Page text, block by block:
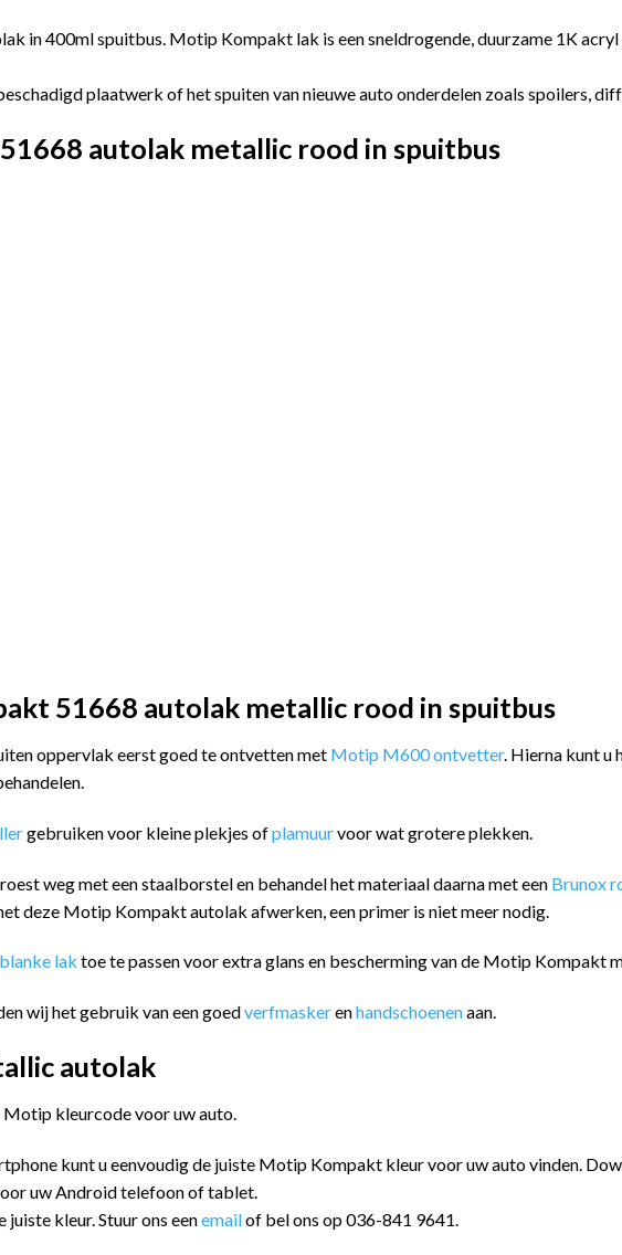
in 400ml spuitbus. Motip Kompakt lak is een sneldrogende, duurzame 1K
plaatwerk of het spuiten van nieuwe auto onderdelen zoals spoilers,
autolak metallic rood in spuitbus
51668 autolak metallic rood in spuitbus
oppervlak eerst goed te ontvetten met Motip M600 ontvetter. Hierna kunt u
gebruiken voor kleine plekjes ofplamuurvoor wat grotere plekken.
weg met een staalborstel en behandel het materiaal daarna met een Brunox
deze Motip Kompakt autolak afwerken, een primer is niet meer nodig.
blanke lak toe te passen voor extra glans en bescherming van de Motip Kompakt
wij het gebruik van een goedverfmaskerenhandschoenenaan.
autolak
kleurcode voor uw auto.
kunt u eenvoudig de juiste Motip Kompakt kleur voor uw auto vinden.
uw Android telefoon of tablet.
kleur. Stuur ons eenemailof bel ons op 036-841 9641.